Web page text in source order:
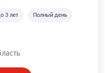
и оказываем комплекс
блоков свободной
3 лет Полный день